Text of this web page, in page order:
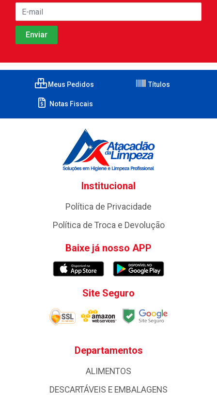
Meus Pedidos Títulos
Notas Fiscais
Institucional
Política de Privacidade
Política de Troca e Devolução
Baixe já nosso APP
Site Seguro
Departamentos
ALIMENTOS
DESCARTÁVEIS E EMBALAGENS